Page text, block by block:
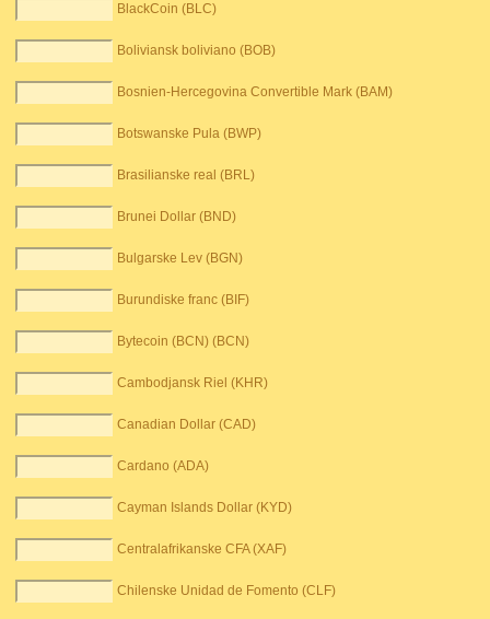
BlackCoin (BLC)
Boliviansk boliviano (BOB)
Bosnien-Hercegovina Convertible Mark (BAM)
Botswanske Pula (BWP)
Brasilianske real (BRL)
Brunei Dollar (BND)
Bulgarske Lev (BGN)
Burundiske franc (BIF)
Bytecoin (BCN) (BCN)
Cambodjansk Riel (KHR)
Canadian Dollar (CAD)
Cardano (ADA)
Cayman Islands Dollar (KYD)
Centralafrikanske CFA (XAF)
Chilenske Unidad de Fomento (CLF)